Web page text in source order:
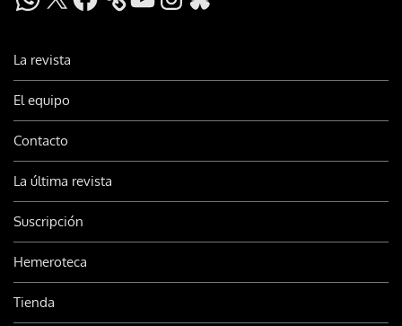
La revista
El equipo
Contacto
La última revista
Suscripción
Hemeroteca
Tienda